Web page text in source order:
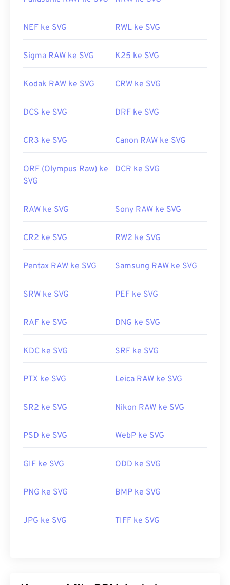
NEF ke SVG RWL ke SVG
Sigma RAW ke SVG K25 ke SVG
Kodak RAW ke SVG CRW ke SVG
DCS ke SVG DRF ke SVG
CR3 ke SVG Canon RAW ke SVG
ORF (Olympus Raw) ke
SVG
DCR ke SVG
RAW ke SVG Sony RAW ke SVG
CR2 ke SVG RW2 ke SVG
Pentax RAW ke SVG Samsung RAW ke SVG
SRW ke SVG PEF ke SVG
RAF ke SVG DNG ke SVG
KDC ke SVG SRF ke SVG
PTX ke SVG Leica RAW ke SVG
SR2 ke SVG Nikon RAW ke SVG
PSD ke SVG WebP ke SVG
GIF ke SVG ODD ke SVG
PNG ke SVG BMP ke SVG
JPG ke SVG TIFF ke SVG